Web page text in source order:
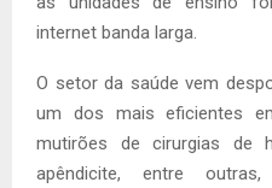
internet banda larga.
O setor da saúde vem
um dos mais eficientes
mutirões de cirurgias de
apêndicite, entre